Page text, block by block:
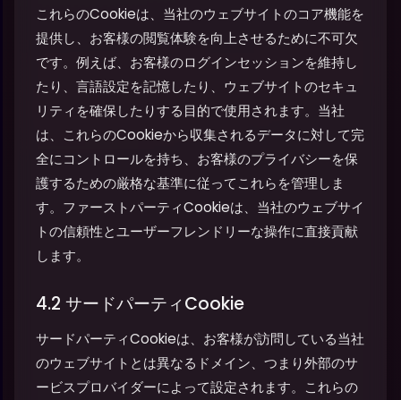
これらのCookieは、当社のウェブサイトのコア機能を
提供し、お客様の閲覧体験を向上させるために不可欠
です。例えば、お客様のログインセッションを維持し
たり、言語設定を記憶したり、ウェブサイトのセキュ
リティを確保したりする目的で使用されます。当社
は、これらのCookieから収集されるデータに対して完
全にコントロールを持ち、お客様のプライバシーを保
護するための厳格な基準に従ってこれらを管理しま
す。ファーストパーティCookieは、当社のウェブサイ
トの信頼性とユーザーフレンドリーな操作に直接貢献
します。
4.2 サードパーティCookie
サードパーティCookieは、お客様が訪問している当社
のウェブサイトとは異なるドメイン、つまり外部のサ
ービスプロバイダーによって設定されます。これらの